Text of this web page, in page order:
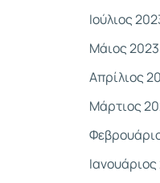
Ιούλιος
Μάιος 2023
Απρίλιος
Μάρτιος